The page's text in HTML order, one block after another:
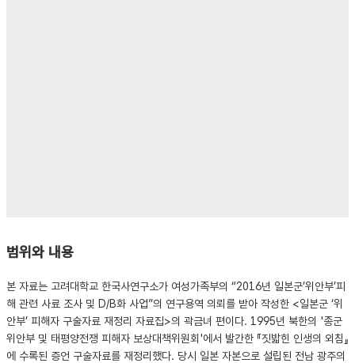
범위와 내용
본 자료는 고려대학교 한국사연구소가 여성가족부의 “2016년 일본군’위안부’피
해 관련 사료 조사 및 D/B화 사업”의 연구용역 의뢰를 받아 작성한 <일본군 ‘위
안부’ 피해자 구술자료 재정리 자료집>의 곽금녀 편이다. 1995년 북한의 '종군
위안부 및 태평양전쟁 피해자 보상대책위원회'에서 발간한 『짓밟힌 인생의 외침』
에 수록된 증언 구술자료를 재정리했다. 당시 일본 자본으로 설립된 전남 광주의